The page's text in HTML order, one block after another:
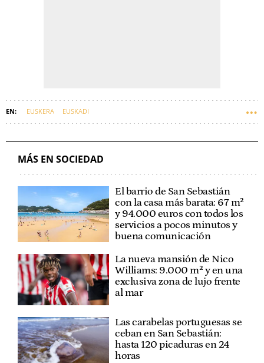
EUSKERA EUSKADI
MÁS EN SOCIEDAD
El barrio de San Sebastián
con la casa más barata: 67 m²
y 94.000 euros con todos los
servicios a pocos minutos y
buena comunicación
La nueva mansión de Nico
Williams: 9.000 m² y en una
exclusiva zona de lujo frente
al mar
Las carabelas portuguesas se
ceban en San Sebastián:
hasta 120 picaduras en 24
horas